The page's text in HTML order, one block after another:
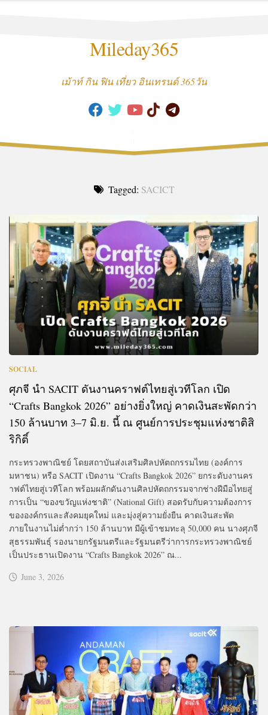
Mileday365
เม้าท์ กิน ฟิน เที่ยว อินเทรนด์ 365วัน
Tagged: SACICT
SOCIAL
ศุภจี นำ SACIT ดันงานคราฟต์ไทยสู่เวทีโลก เปิด
“Crafts Bangkok 2026” อย่างยิ่งใหญ่ คาดเงินสะพัดกว่า
150 ล้านบาท 3–7 มิ.ย. นี้ ณ ศูนย์การประชุมแห่งชาติสิ
ริกิติ์
กระทรวงพาณิชย์ โดยสถาบันส่งเสริมศิลปหัตถกรรมไทย (องค์การ
มหาชน) หรือ SACIT เปิดงาน “Crafts Bangkok 2026” ยกระดับงานคร
าฟต์ไทยสู่เวทีโลก พร้อมผลักดันงานศิลปหัตถกรรมจากช่างฝีมือไทยสู่
การเป็น “ของขวัญแห่งชาติ” (National Gift) สอดรับกับความต้องการ
ขององค์กรและสังคมยุคใหม่ และมุ่งสู่ความยั่งยืน คาดเงินสะพัด
ภายในงานไม่ต่ำกว่า 150 ล้านบาท มีผู้เข้าชมทะลุ 50,000 คน นางศุภจี
สุธรรมพันธุ์ รองนายกรัฐมนตรีและรัฐมนตรีว่าการกระทรวงพาณิชย์
เป็นประธานเปิดงาน “Crafts Bangkok 2026” ณ...
June 3, 2026